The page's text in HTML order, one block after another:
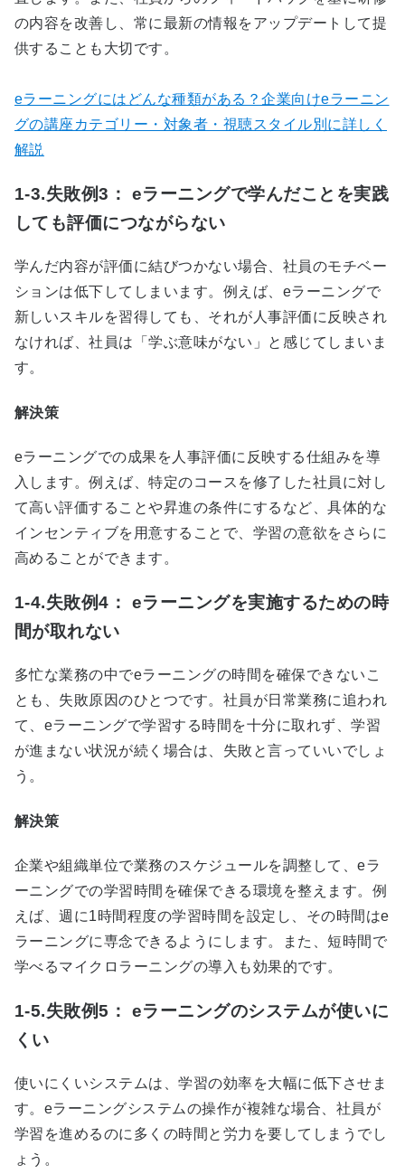
の内容を改善し、常に最新の情報をアップデートして提
供することも大切です。
eラーニングにはどんな種類がある？企業向けeラーニン
グの講座カテゴリー・対象者・視聴スタイル別に詳しく
解説
1-3.失敗例3： eラーニングで学んだことを実践
しても評価につながらない
学んだ内容が評価に結びつかない場合、社員のモチベー
ションは低下してしまいます。例えば、 eラーニングで
新しいスキルを習得しても、それが人事評価に反映され
なければ、社員は「学ぶ意味がない」と感じてしまいま
す。
解決策
eラーニングでの成果を人事評価に反映する仕組みを導
入します。例えば、特定のコースを修了した社員に対し
て高い評価することや昇進の条件にするなど、具体的な
インセンティブを用意することで、学習の意欲をさらに
高めることができます。
1-4.失敗例4： eラーニングを実施するための時
間が取れない
多忙な業務の中でeラーニングの時間を確保できないこ
とも、失敗原因のひとつです。社員が日常業務に追われ
て、 eラーニングで学習する時間を十分に取れず、学習
が進まない状況が続く場合は、失敗と言っていいでしょ
う。
解決策
企業や組織単位で業務のスケジュールを調整して、eラ
ーニングでの学習時間を確保できる環境を整えます。例
えば、週に1時間程度の学習時間を設定し、その時間はe
ラーニングに専念できるようにします。また、短時間で
学べるマイクロラーニングの導入も効果的です。
1-5.失敗例5： eラーニングのシステムが使いに
くい
使いにくいシステムは、学習の効率を大幅に低下させま
す。 eラーニングシステムの操作が複雑な場合、社員が
学習を進めるのに多くの時間と労力を要してしまうでし
ょう。